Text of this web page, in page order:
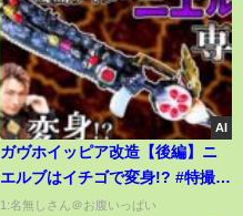
AI
ガヴホイッピア改造【後編】ニ
エルブはイチゴで変身!? #特撮改
造 #ヘイパウチ #仮面ライダー
1:名無しさん＠お腹いっぱい